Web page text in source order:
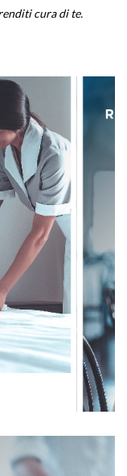
cura di te.